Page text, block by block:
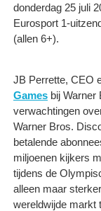
donderdag 25 juli
Eurosport 1-
(allen 6+).
JB Perrette, CEO
Games bij Warner
verwachtingen
Warner Bros.
betalende
miljoenen kijkers
tijdens de
alleen maar
wereldwijde markt